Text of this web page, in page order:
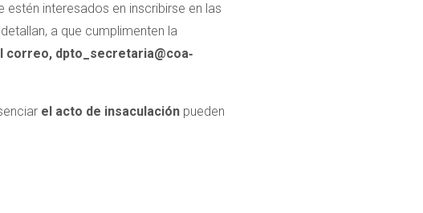
interesados en inscribirse en las
a que cumplimenten la
correo, dpto_secretaria@coa‐
el acto de insaculación pueden